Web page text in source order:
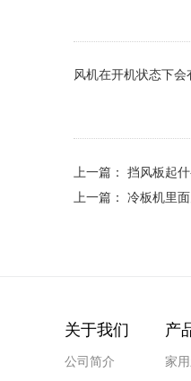
风机在开机状态下
上一篇：
挡风板起
上一篇：
冷板机里
关于我们
公司简介
产
家